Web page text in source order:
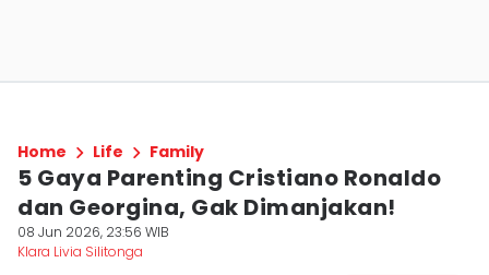
Home Life Family
5 Gaya Parenting Cristiano Ronaldo
dan Georgina, Gak Dimanjakan!
08 Jun 2026, 23:56 WIB
Klara Livia Silitonga